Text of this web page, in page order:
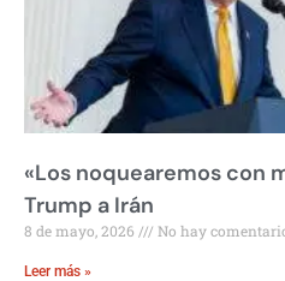
«Los noquearemos con
Trump a Irán
8 de mayo, 2026 No hay
Leer más »